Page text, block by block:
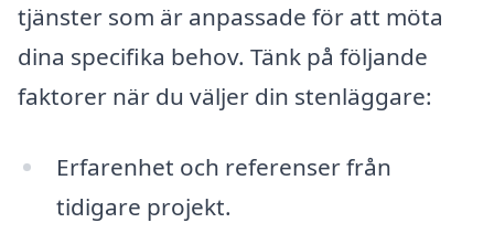
tjänster som är anpassade för att möta
dina specifika behov. Tänk på följande
faktorer när du väljer din stenläggare:
Erfarenhet och referenser från
tidigare projekt.